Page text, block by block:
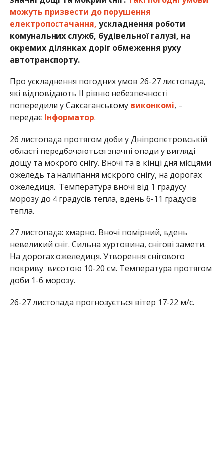
можуть призвести до порушення
електропостачання, ускладнення роботи
комунальних служб, будівельної галузі, на
окремих ділянках доріг обмеження руху
автотранспорту.
Про ускладнення погодних умов 26-27 листопада,
які відповідають II рівню небезпечності
попередили у Саксаганському виконкомі, –
передає Інформатор.
26 листопада протягом доби у Дніпропетровській
області передбачаються значні опади у вигляді
дощу та мокрого снігу. Вночі та в кінці дня місцями
ожеледь та налипання мокрого снігу, на дорогах
ожеледиця. Температура вночі від 1 градусу
морозу до 4 градусів тепла, вдень 6-11 градусів
тепла.
27 листопада: хмарно. Вночі помірний, вдень
невеликий сніг. Сильна хуртовина, снігові замети.
На дорогах ожеледиця. Утворення снігового
покриву висотою 10-20 см. Температура протягом
доби 1-6 морозу.
26-27 листопада прогнозується вітер 17-22 м/с.